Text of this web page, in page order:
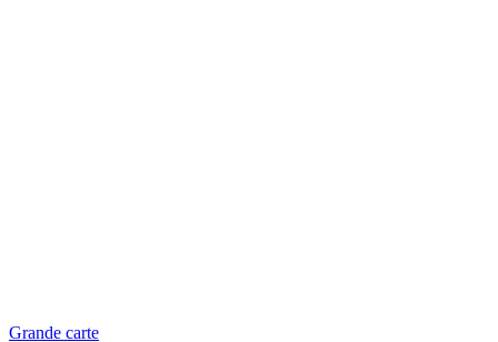
Grande carte